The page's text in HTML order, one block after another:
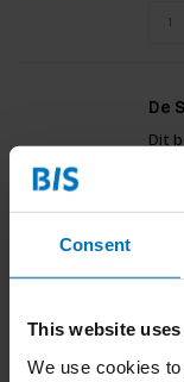
Consent
This website
We use cookies
De
Dit
het